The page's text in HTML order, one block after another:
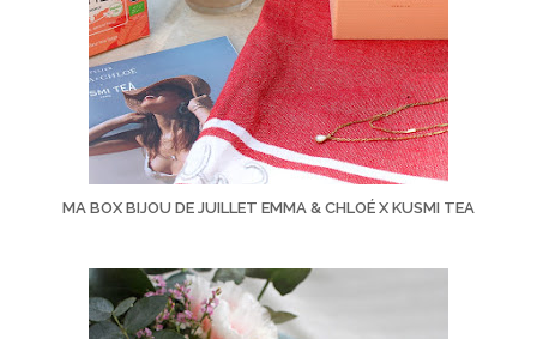
MA BOX BIJOU DE JUILLET EMMA & CHLOÉ X KUSMI TEA